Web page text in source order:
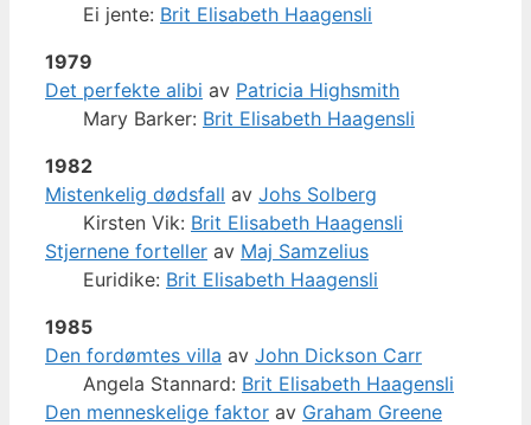
Ei jente: Brit Elisabeth Haagensli
1979
Det perfekte alibi av Patricia Highsmith
Mary Barker: Brit Elisabeth Haagensli
1982
Mistenkelig dødsfall av Johs Solberg
Kirsten Vik: Brit Elisabeth Haagensli
Stjernene forteller av Maj Samzelius
Euridike: Brit Elisabeth Haagensli
1985
Den fordømtes villa av John Dickson Carr
Angela Stannard: Brit Elisabeth Haagensli
Den menneskelige faktor av Graham Greene